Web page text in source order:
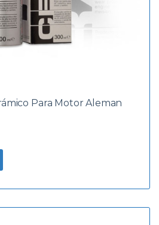
Para Motor Aleman